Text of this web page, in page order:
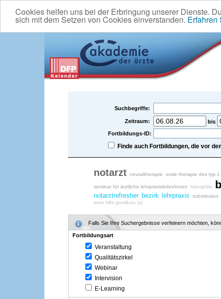
Cookies helfen uns bei der Erbringung unserer Dienste.
sich mit dem Setzen von Cookies einverstanden. Erfahren
Suchbegriffe:
Zeitraum:
bis
Fortbildungs-ID:
Finde auch Fortbildungen, die vor
notarzt neuraltherapie orale therapie des typ
seminar für ärztliche lehrpraxisleiter/innen hämophilie
notarztrefresher bezirk lehrpraxis substitution
erste hilfe grundkurs (a)
Falls Sie Ihre Suchergebnisse verfeinern möchten,
Fortbildungsart
Veranstaltung
Qualitätszirkel
Webinar
Intervision
E-Learning